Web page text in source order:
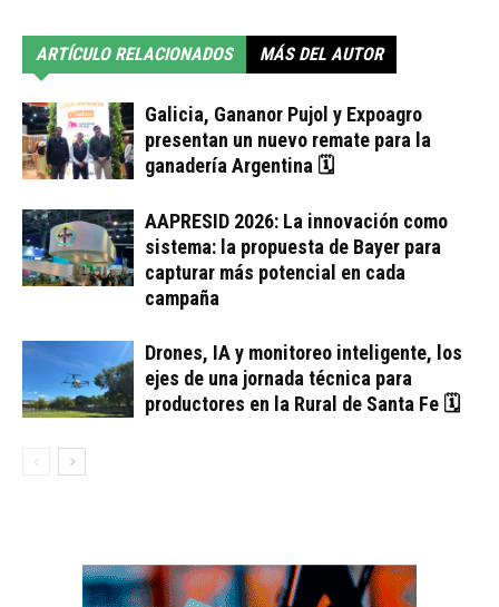
ARTÍCULO RELACIONADOS MÁS DEL AUTOR
Galicia, Gananor Pujol y Expoagro
presentan un nuevo remate para la
ganadería Argentina 🗓
AAPRESID 2026: La innovación como
sistema: la propuesta de Bayer para
capturar más potencial en cada
campaña
Drones, IA y monitoreo inteligente, los
ejes de una jornada técnica para
productores en la Rural de Santa Fe 🗓